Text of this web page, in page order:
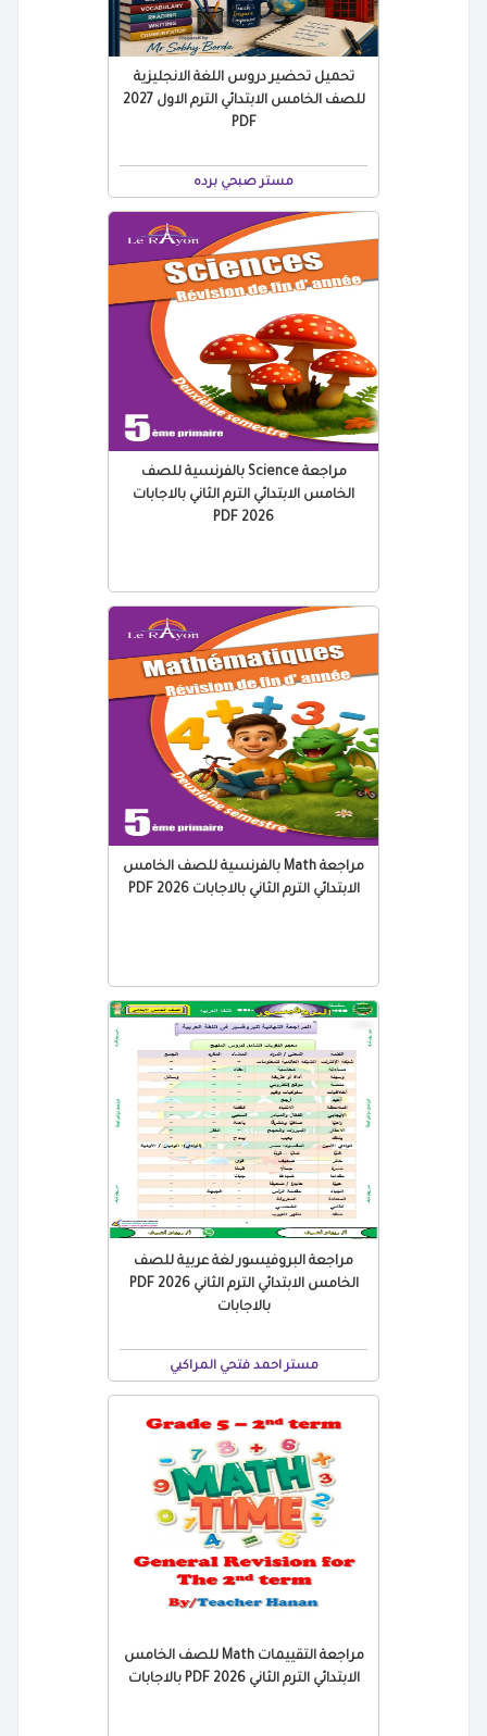
تحميل تحضير دروس اللغة الانجليزية
للصف الخامس الابتدائي الترم الاول 2027
PDF
مستر صبحي برده
مراجعة Science بالفرنسية للصف
الخامس الابتدائي الترم الثاني بالاجابات
2026 PDF
مراجعة Math بالفرنسية للصف الخامس
الابتدائي الترم الثاني بالاجابات 2026 PDF
مراجعة البروفيسور لغة عربية للصف
الخامس الابتدائي الترم الثاني 2026 PDF
بالاجابات
مستر احمد فتحي المراكبي
مراجعة التقييمات Math للصف الخامس
الابتدائي الترم الثاني 2026 PDF بالاجابات